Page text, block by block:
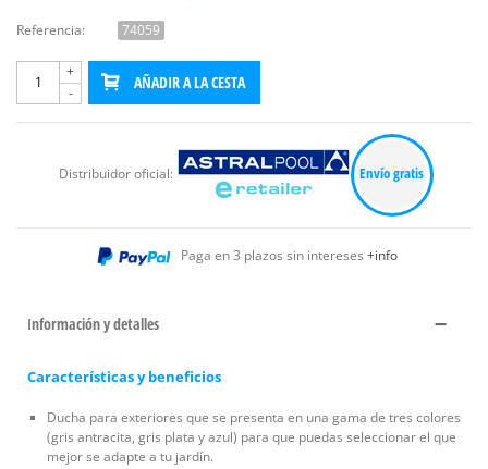
Referencia: 74059
-
+
AÑADIR A LA CESTA
Distribuidor oficial: Envío gratis
Paga en 3 plazos sin intereses +info
Información y detalles
Características y beneficios
Ducha para exteriores que se presenta en una gama de tres colores
(gris antracita, gris plata y azul) para que puedas seleccionar el que
mejor se adapte a tu jardín.